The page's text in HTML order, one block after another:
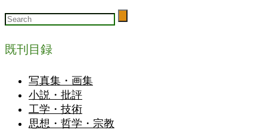
既刊目録
写真集・画集
小説・批評
工学・技術
思想・哲学・宗教